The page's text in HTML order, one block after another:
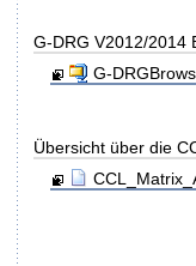
G-DRG V2012/2014
G-
Übersicht über die